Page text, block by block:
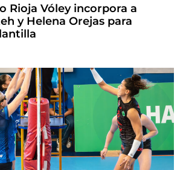
Rioja Vóley incorpora a
y Helena Orejas para